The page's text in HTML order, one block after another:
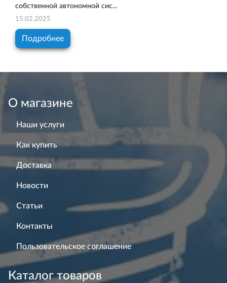
собственной автономной сис...
15.02.2025
Подробнее
О магазине
Наши услуги
Как купить
Доставка
Новости
Статьи
Контакты
Пользовательское соглашение
Каталог товаров